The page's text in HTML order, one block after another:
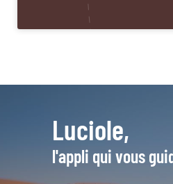
Luciole,
l'appli qui vous